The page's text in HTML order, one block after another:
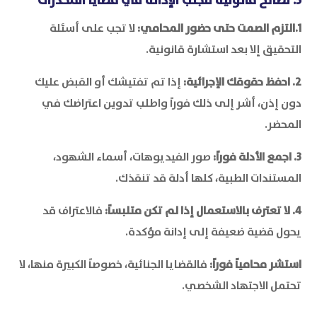
1.التزم الصمت حتى حضور المحامي:
لا تجب على أسئلة
التحقيق إلا بعد استشارة قانونية.
2. احفظ حقوقك الإجرائية:
إذا تم تفتيشك أو القبض عليك
دون إذن، أشر إلى ذلك فوراً واطلب تدوين اعتراضك في
المحضر.
3. اجمع الأدلة فوراً:
صور الفيديوهات، أسماء الشهود،
المستندات الطبية، كلها أدلة قد تنقذك.
4. لا تعترف بالاستعمال إذا لم تكن متلبساً:
فالاعتراف قد
يحول قضية ضعيفة إلى إدانة مؤكدة.
استشر محامياً فوراً: فالقضايا الجنائية، خصوصاً الكبيرة منها، لا
تحتمل الاجتهاد الشخصي.